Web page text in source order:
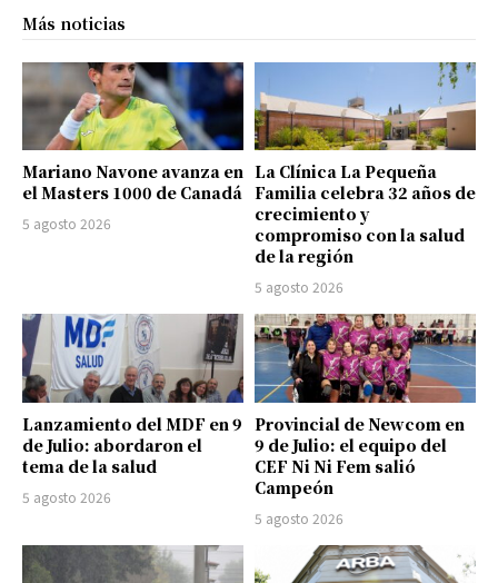
Más noticias
Mariano Navone avanza en
el Masters 1000 de Canadá
5 agosto 2026
La Clínica La Pequeña
Familia celebra 32 años de
crecimiento y
compromiso con la salud
de la región
5 agosto 2026
Lanzamiento del MDF en 9
de Julio: abordaron el
tema de la salud
5 agosto 2026
Provincial de Newcom en
9 de Julio: el equipo del
CEF Ni Ni Fem salió
Campeón
5 agosto 2026